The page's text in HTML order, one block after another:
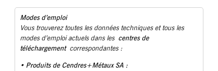
Modes d’emploi
Vous trouverez toutes les données techniques et tous les
modes d’emploi actuels dans les centres de
téléchargementcorrespondantes :
• Produits de Cendres+Métaux SA :